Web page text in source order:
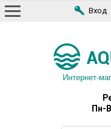
Вход
Интернет-
Пн-